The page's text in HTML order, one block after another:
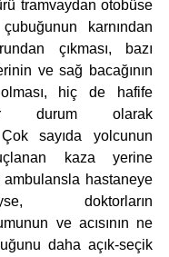
tramvaydan otobüse
karnından
çıkması, bazı
ve sağ bacağının
olması, hiç de hafife
durum olarak
sayıda yolcunun
kaza yerine
hastaneye
doktorların
ve acısının ne
daha açık-seçik